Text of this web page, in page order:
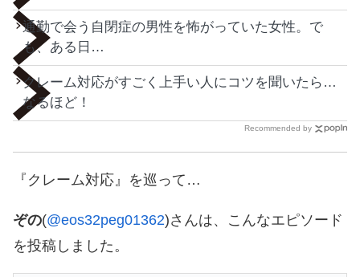
通勤で会う自閉症の男性を怖がっていた女性。で
も、ある日…
クレーム対応がすごく上手い人にコツを聞いたら…
なるほど！
Recommended by
『クレーム対応』を巡って…
ぞの(@eos32peg01362)さんは、こんなエピソード
を投稿しました。